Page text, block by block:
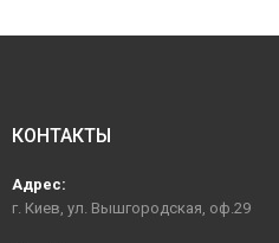
КОНТАКТЫ
Адрес:
г. Киев, ул. Вышгородская, оф.29